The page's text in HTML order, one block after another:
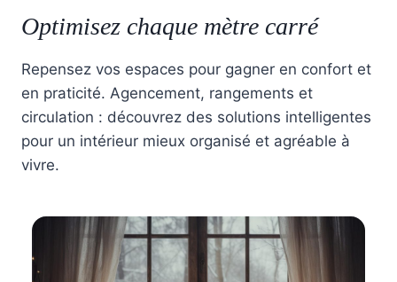
Optimisez chaque mètre carré
Repensez vos espaces pour gagner en confort et
en praticité. Agencement, rangements et
circulation : découvrez des solutions intelligentes
pour un intérieur mieux organisé et agréable à
vivre.